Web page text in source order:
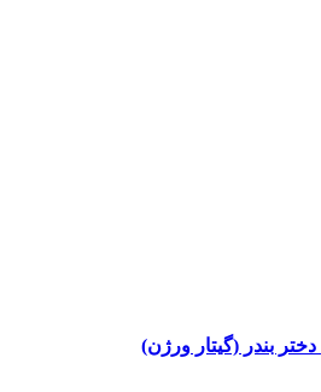
دختر بندر (گیتار ورژن)